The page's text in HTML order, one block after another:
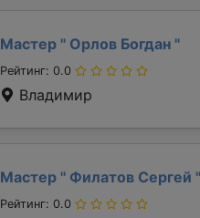
Мастер " Орлов Богдан "
Рейтинг: 0.0
Владимир
Мастер " Филатов Сергей "
Рейтинг: 0.0